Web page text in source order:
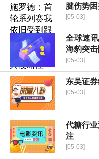
腱伤势
[05-03]
全球速
海豹突
[05-03]
东吴证
[05-03]
代糖行
注
[05-03]